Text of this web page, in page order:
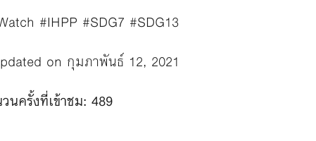
#IHPP #SDG7 #SDG13
on กุมภาพันธ์ 12, 2021
นครั้งที่เข้าชม: 489